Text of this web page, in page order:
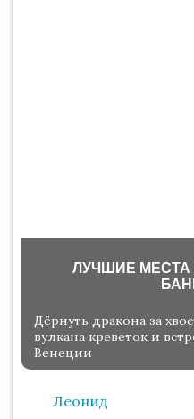
ЛУЧШИЕ МЕСТА
Дёрнуть дракона за
вулкана креветок и
Венеции
Леонид